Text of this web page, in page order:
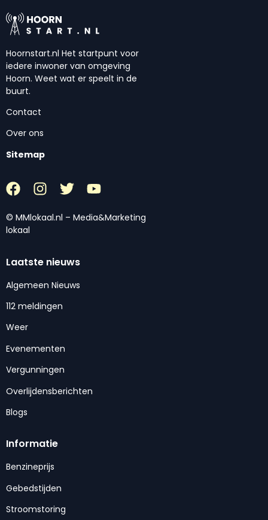
Hoornstart.nl Het startpunt voor
iedere inwoner van omgeving
Hoorn. Weet wat er speelt in de
buurt.
Contact
Over ons
Sitemap
© MMlokaal.nl – Media&Marketing
lokaal
Laatste nieuws
Algemeen Nieuws
112 meldingen
Weer
Evenementen
Vergunningen
Overlijdensberichten
Blogs
Informatie
Benzineprijs
Gebedstijden
Stroomstoring